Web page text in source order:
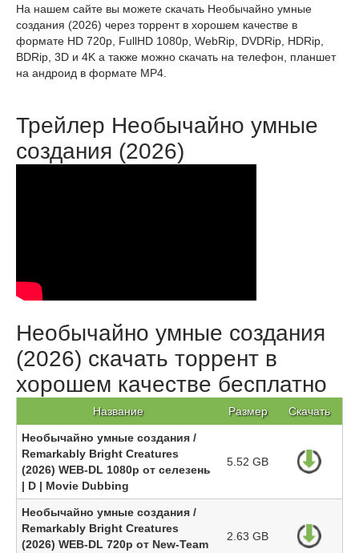
На нашем сайте вы можете скачать Необычайно умные
создания (2026) через торрент в хорошем качестве в
формате HD 720p, FullHD 1080p, WebRip, DVDRip, HDRip,
BDRip, 3D и 4K а также можно скачать на телефон, планшет
на андроид в формате MP4.
Трейлер Необычайно умные
создания (2026)
Необычайно умные создания
(2026) скачать торрент в
хорошем качестве бесплатно
Название Размер Скачать
Необычайно умные создания /
Remarkably Bright Creatures
(2026) WEB-DL 1080p от селезень
| D | Movie Dubbing
5.52 GB
Необычайно умные создания /
Remarkably Bright Creatures
(2026) WEB-DL 720p от New-Team
2.63 GB